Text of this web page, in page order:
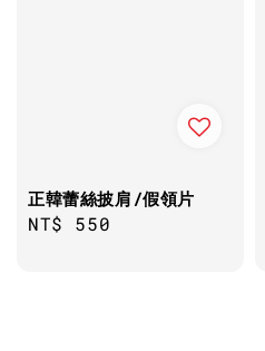
正韓蕾絲披肩/假領片
Regular
NT$ 550